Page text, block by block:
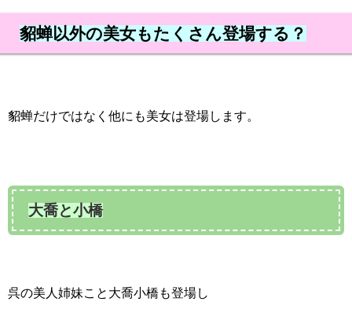
貂蝉以外の美女もたくさん登場する？
貂蝉だけではなく他にも美女は登場します。
大喬と小橋
呉の美人姉妹こと大喬小橋も登場し